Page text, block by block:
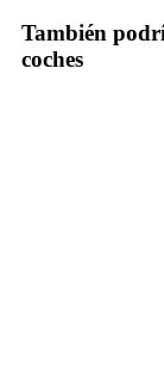
También
coches